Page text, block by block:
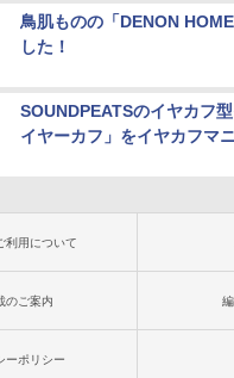
鳥肌ものの「DENON
した！
SOUNDPEATSのイヤカフ
イヤーカフ」をイヤカフマ
利用について
のご案内
ーポリシー